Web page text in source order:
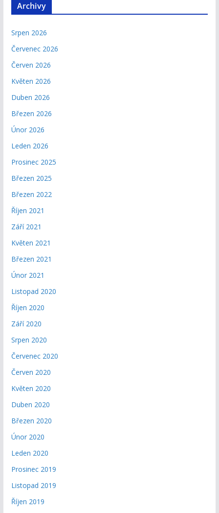
Archivy
Srpen 2026
Červenec 2026
Červen 2026
Květen 2026
Duben 2026
Březen 2026
Únor 2026
Leden 2026
Prosinec 2025
Březen 2025
Březen 2022
Říjen 2021
Září 2021
Květen 2021
Březen 2021
Únor 2021
Listopad 2020
Říjen 2020
Září 2020
Srpen 2020
Červenec 2020
Červen 2020
Květen 2020
Duben 2020
Březen 2020
Únor 2020
Leden 2020
Prosinec 2019
Listopad 2019
Říjen 2019